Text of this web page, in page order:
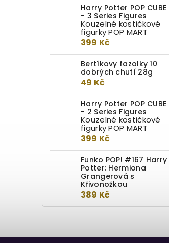
Harry Potter POP CUBE
- 3 Series Figures
Kouzelné kostičkové
figurky POP MART
399 Kč
Bertíkovy fazolky 10
dobrých chutí 28g
49 Kč
Harry Potter POP CUBE
- 2 Series Figures
Kouzelné kostičkové
figurky POP MART
399 Kč
Funko POP! #167 Harry
Potter: Hermiona
Grangerová s
Křivonožkou
389 Kč
Funko POP! #185 Harry
Potter: Puking Pastille Girl
389 Kč
Do kotlíku
Zastav se v Kratochvilných
kouzelnických kejklích a dopřej si
pořádně ztřeštěnou pochoutku s
POP!...